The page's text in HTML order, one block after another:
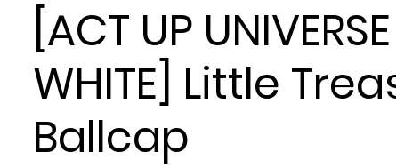
[ACT UP
WHITE] Little
Ballcap